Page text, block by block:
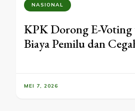
NASIONAL
KPK Dorong E-
Biaya Pemilu dan
MEI 7, 2026